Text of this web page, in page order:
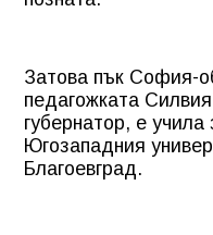
Затова пък София-
педагожката
губернатор, е учила
Югозападния
Благоевград.